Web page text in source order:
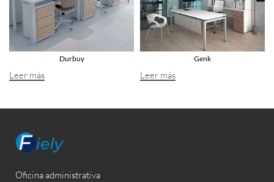
Durbuy
Leer más
Genk
Leer más
Oficina administrativa